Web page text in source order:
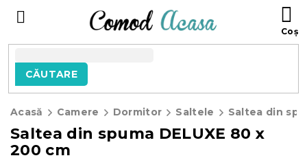
CĂUTARE
Acasă Camere Dormitor Saltele
Saltea din spuma DELUXE 80 x
200 cm